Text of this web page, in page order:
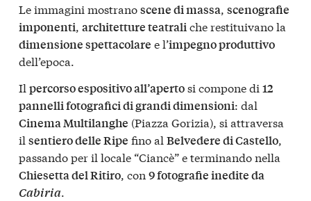
Le immagini mostranoscene di massa, scenografie
imponenti, architetture teatraliche restituivano la
dimensione spettacolare e l’impegno produttivo
dell’epoca.
Il percorso espositivo all’apertosi compone di 12
pannelli fotografici di grandi dimensioni: dal
Cinema Multilanghe (Piazza Gorizia), si attraversa
il sentiero delle Ripe fino al Belvedere di Castello,
passando per il locale “Ciancè” e terminando nella
Chiesetta del Ritiro, con 9 fotografie inedite da
Cabiria.